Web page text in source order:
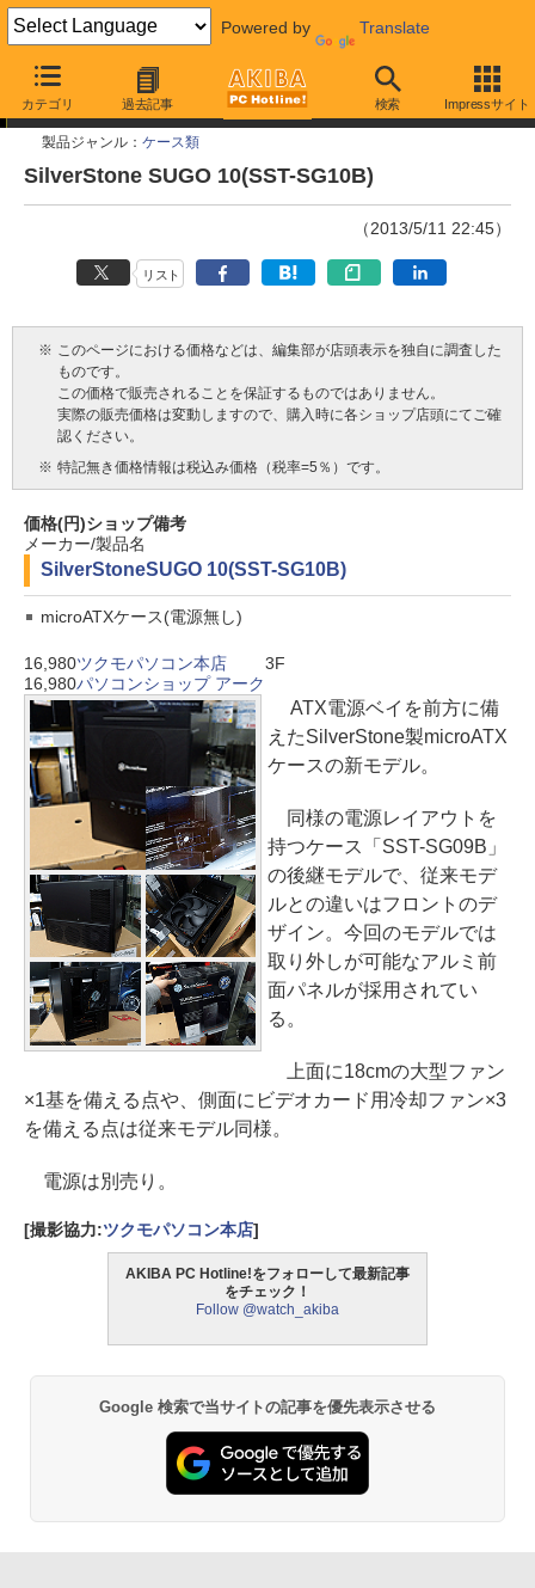
Powered by Translate
カテゴリ 過去記事 検索 Impressサイト
今週見つけた新製品
製品ジャンル： ケース類
SilverStone SUGO 10(SST-SG10B)
（2013/5/11 22:45）
リスト
※ このページにおける価格などは、編集部が店頭表示を独自に調査した
ものです。
この価格で販売されることを保証するものではありません。
実際の販売価格は変動しますので、購入時に各ショップ店頭にてご確
認ください。
※ 特記無き価格情報は税込み価格（税率=5％）です。
価格(円)ショップ備考
メーカー/製品名
SilverStoneSUGO 10(SST-SG10B)
microATXケース(電源無し)
16,980ツクモパソコン本店
3F
16,980パソコンショップ アーク
ATX電源ベイを前方に備
えたSilverStone製microATX
ケースの新モデル。
同様の電源レイアウトを
持つケース「SST-SG09B」
の後継モデルで、従来モデ
ルとの違いはフロントのデ
ザイン。今回のモデルでは
取り外しが可能なアルミ前
面パネルが採用されてい
る。
上面に18cmの大型ファン
×1基を備える点や、側面にビデオカード用冷却ファン×3
を備える点は従来モデル同様。
電源は別売り。
[撮影協力:ツクモパソコン本店]
AKIBA PC Hotline!をフォローして最新記事
をチェック！
Follow @watch_akiba
Google 検索で当サイトの記事を優先表示させる